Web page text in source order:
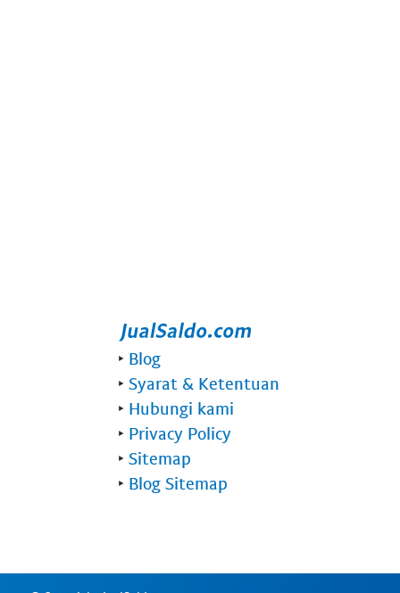
‣ Blog
‣ Syarat & Ketentuan
‣ Hubungi kami
‣ Privacy Policy
‣ Sitemap
‣ Blog Sitemap